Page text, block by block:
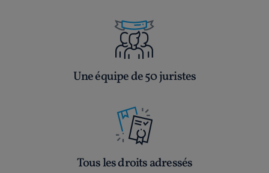
Une équipe de 50 juristes
Tous les droits adressés